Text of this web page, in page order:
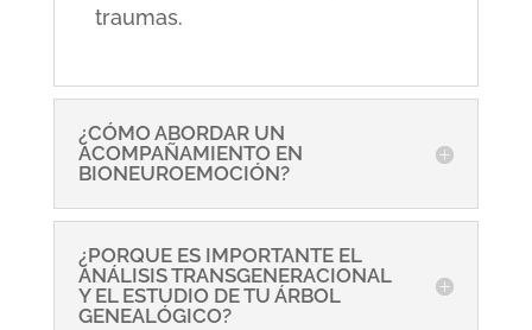
traumas.
¿CÓMO ABORDAR UN
ACOMPAÑAMIENTO EN
BIONEUROEMOCIÓN?
¿PORQUE ES IMPORTANTE EL
ANÁLISIS TRANSGENERACIONAL
Y EL ESTUDIO DE TU ÁRBOL
GENEALÓGICO?